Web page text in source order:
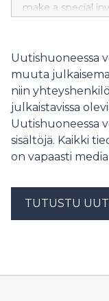
make a special
2026 report,
picture on the
Finland. Sitra’s
for 2025 provide
results.
Uutishuoneessa
muuta
niin
julkaistavissa
Uutishuoneessa
sisältöjä. Kaikki
on vapaasti
TUTUSTU